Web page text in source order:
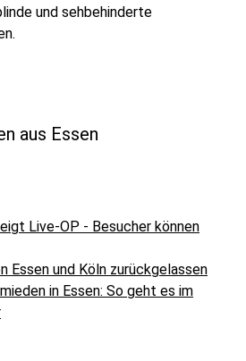
und sehbehinderte
aus Essen
Live-OP - Besucher können
Essen und Köln zurückgelassen
in Essen: So geht es im